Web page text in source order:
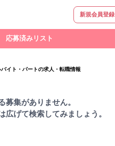
新規会員登録
応募済みリスト
バイト・パートの求人・転職情報
募集がありません。
広げて検索してみましょう。